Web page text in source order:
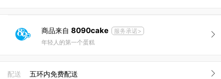
商品来自 8090cake
服务承诺>
年轻人的第一个蛋糕
配送 五环内免费配送